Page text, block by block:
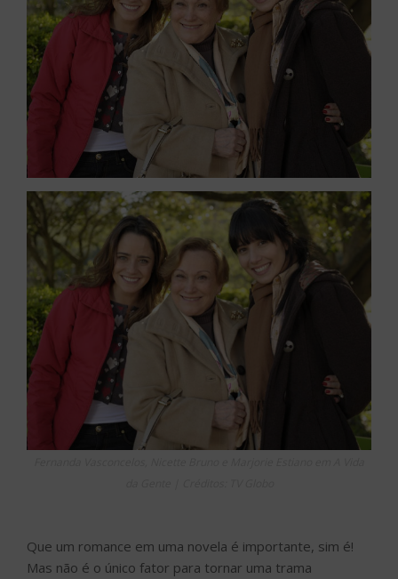
Que um romance em uma novela é importante, sim é!
Mas não é o único fator para tornar uma trama